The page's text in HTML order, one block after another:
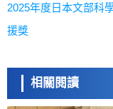
2025年度日本文部科
援獎
相關閱讀